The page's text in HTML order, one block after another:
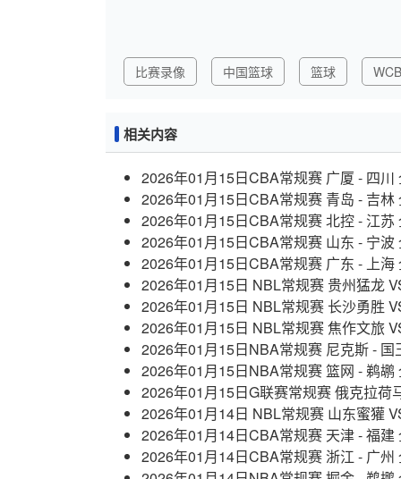
比赛录像 中国篮球 篮球
相关内容
2026年01月15日CBA常规赛 广厦 - 四川
2026年01月15日CBA常规赛 青岛 - 吉林
2026年01月15日CBA常规赛 北控 - 江苏
2026年01月15日CBA常规赛 山东 - 宁波
2026年01月15日CBA常规赛 广东 - 上海
2026年01月15日 NBL常规赛 贵州猛龙
2026年01月15日 NBL常规赛 长沙勇胜
2026年01月15日 NBL常规赛 焦作文旅
2026年01月15日NBA常规赛 尼克斯 - 国
2026年01月15日NBA常规赛 篮网 - 鹈鹕
2026年01月15日G联赛常规赛 俄克拉荷
2026年01月14日 NBL常规赛 山东蜜獾
2026年01月14日CBA常规赛 天津 - 福建
2026年01月14日CBA常规赛 浙江 - 广州